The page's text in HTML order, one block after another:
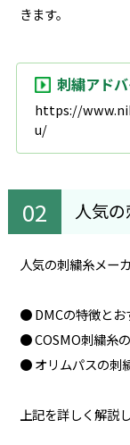
きます。
刺繍アド
https://
u/
人気
人気の刺繍糸メー
● DMCの特徴とお
● COSMO刺繍糸
● オリムパスの刺
上記を詳しく解説